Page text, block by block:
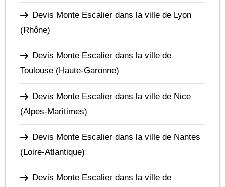
Devis Monte Escalier dans la ville de Lyon
(Rhône)
Devis Monte Escalier dans la ville de
Toulouse (Haute-Garonne)
Devis Monte Escalier dans la ville de Nice
(Alpes-Maritimes)
Devis Monte Escalier dans la ville de Nantes
(Loire-Atlantique)
Devis Monte Escalier dans la ville de